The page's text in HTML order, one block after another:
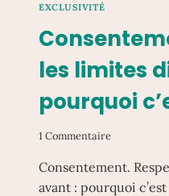
EXCLUSIVITÉ
les limites
pourquoi
1 Commentaire
Consentement.
avant : pourquoi